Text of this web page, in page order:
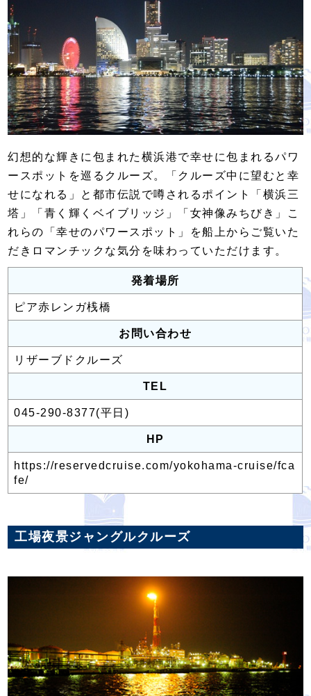
幻想的な輝きに包まれた横浜港で幸せに包まれるパワ
ースポットを巡るクルーズ。「クルーズ中に望むと幸
せになれる」と都市伝説で噂されるポイント「横浜三
塔」「青く輝くベイブリッジ」「女神像みちびき」こ
れらの「幸せのパワースポット」を船上からご覧いた
だきロマンチックな気分を味わっていただけます。
発着場所
ピア赤レンガ桟橋
お問い合わせ
リザーブドクルーズ
TEL
045-290-8377(平日)
HP
https://reservedcruise.com/yokohama-cruise/fca
fe/
工場夜景ジャングルクルーズ